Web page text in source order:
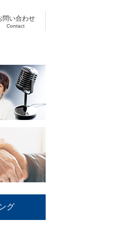
問い合わせ
Contact
グ